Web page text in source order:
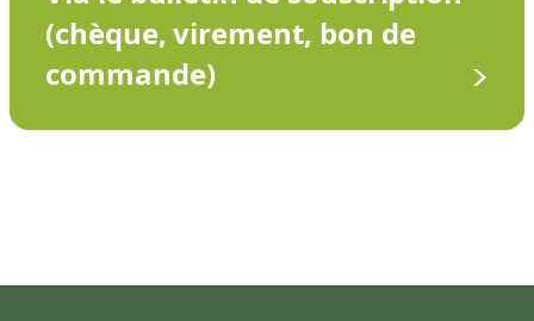
(chèque, virement, bon de
commande)